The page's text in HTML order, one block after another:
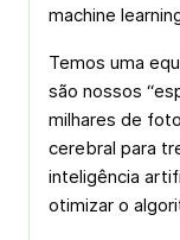
machine
Temos uma
são nossos
milhares de
cerebral para
inteligência
otimizar o